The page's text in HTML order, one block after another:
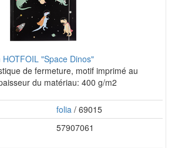
"Space Dinos"
de fermeture, motif imprimé au
du matériau: 400 g/m2
folia / 69015
57907061